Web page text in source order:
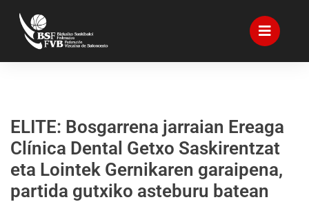
ELITE: Bosgarrena jarraian Ereaga
Clínica Dental Getxo Saskirentzat
eta Lointek Gernikaren garaipena,
partida gutxiko asteburu batean